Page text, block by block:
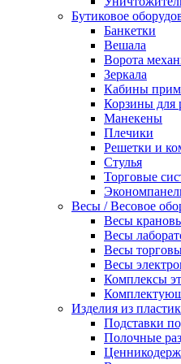
Бутиковое
Банкетки
Вешала
Ворота
Зеркала
Кабины
Корзины для
Манекены
Плечики
Решетки и
Стулья
Торговые
Весы / Весовое
Весы
Весы
Весы
Весы
Комплексы
Изделия из
Подставки
Полочные